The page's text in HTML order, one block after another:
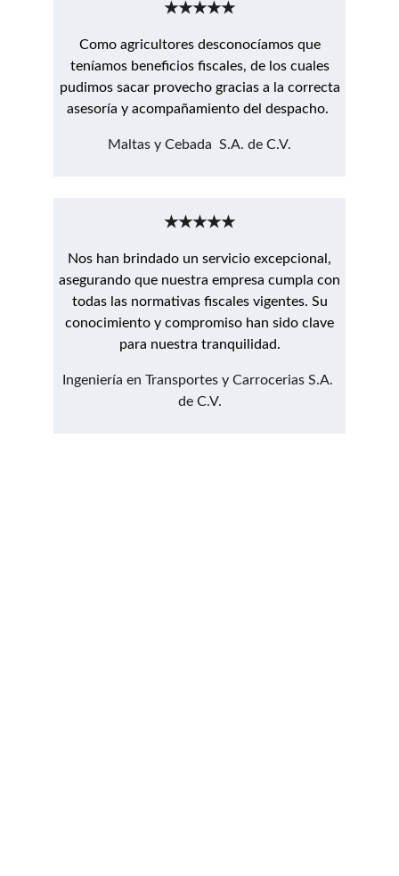
★★★★★
★★★★★
Como agricultores desconocíamos que
teníamos beneficios fiscales, de los cuales
pudimos sacar provecho gracias a la correcta
asesoría y acompañamiento del despacho.
Maltas y Cebada  S.A. de C.V.
Nos han brindado un servicio excepcional,
asegurando que nuestra empresa cumpla con
todas las normativas fiscales vigentes. Su
conocimiento y compromiso han sido clave
para nuestra tranquilidad.
Ingeniería en Transportes y Carrocerias S.A.
de C.V.